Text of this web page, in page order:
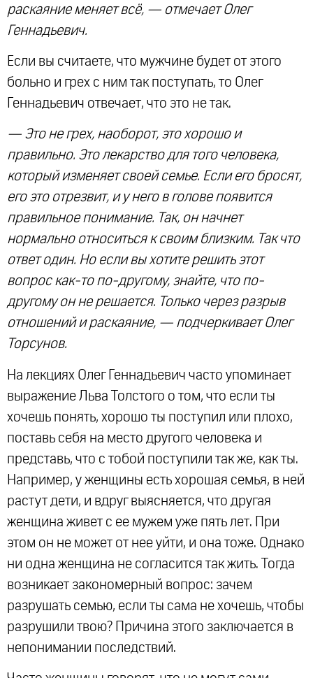
раскаяние меняет всё, — отмечает Олег
Геннадьевич.
Если вы считаете, что мужчине будет от этого
больно и грех с ним так поступать, то Олег
Геннадьевич отвечает, что это не так.
— Это не грех, наоборот, это хорошо и
правильно. Это лекарство для того человека,
который изменяет своей семье. Если его бросят,
его это отрезвит, и у него в голове появится
правильное понимание. Так, он начнет
нормально относиться к своим близким. Так что
ответ один. Но если вы хотите решить этот
вопрос как-то по-другому, знайте, что по-
другому он не решается. Только через разрыв
отношений и раскаяние, — подчеркивает Олег
Торсунов.
На лекциях Олег Геннадьевич часто упоминает
выражение Льва Толстого о том, что если ты
хочешь понять, хорошо ты поступил или плохо,
поставь себя на место другого человека и
представь, что с тобой поступили так же, как ты.
Например, у женщины есть хорошая семья, в ней
растут дети, и вдруг выясняется, что другая
женщина живет с ее мужем уже пять лет. При
этом он не может от нее уйти, и она тоже. Однако
ни одна женщина не согласится так жить. Тогда
возникает закономерный вопрос: зачем
разрушать семью, если ты сама не хочешь, чтобы
разрушили твою? Причина этого заключается в
непонимании последствий.